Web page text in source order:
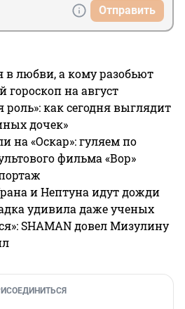
Отправить
в любви, а кому разобьют
гороскоп на август
роль»: как сегодня выглядит
дочек»
на «Оскар»: гуляем по
фильма «Вор»
и Нептуна идут дожди
удивила даже ученых
SHAMAN довел Мизулину